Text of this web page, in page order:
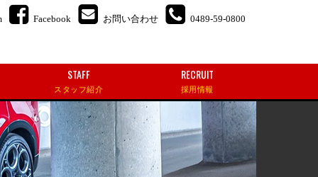
Facebook お問い合わせ 0489-59-0800
STAFF
スタッフ紹介
RECRUIT
採用情報